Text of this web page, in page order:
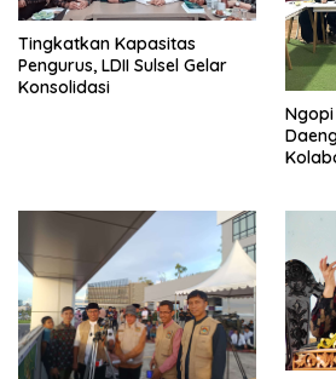
Tingkatkan Kapasitas
Pengurus, LDII Sulsel Gelar
Konsolidasi